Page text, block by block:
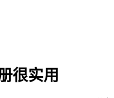
很实用